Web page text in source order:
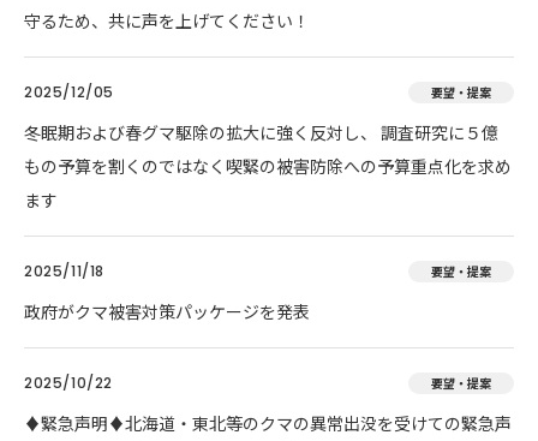
守るため、共に声を上げてください！
2025/12/05 要望・提案
冬眠期および春グマ駆除の拡大に強く反対し、 調査研究に５億
もの予算を割くのではなく喫緊の被害防除への予算重点化を求め
ます
2025/11/18 要望・提案
政府がクマ被害対策パッケージを発表
2025/10/22 要望・提案
♦️緊急声明♦️北海道・東北等のクマの異常出没を受けての緊急声